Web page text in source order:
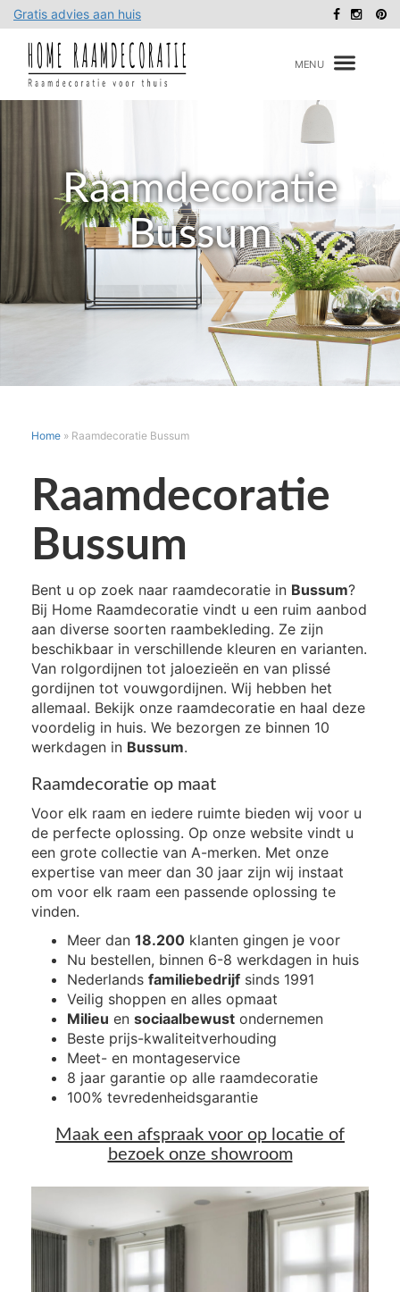
Gratis advies aan huis
Toggle
Raamdecoratie
Bussum
Home » Raamdecoratie Bussum
Raamdecoratie
Bussum
Bent u op zoek naar raamdecoratie in Bussum?
Bij Home Raamdecoratie vindt u een ruim aanbod
aan diverse soorten raambekleding. Ze zijn
beschikbaar in verschillende kleuren en varianten.
Van rolgordijnen tot jaloezieën en van plissé
gordijnen tot vouwgordijnen. Wij hebben het
allemaal. Bekijk onze raamdecoratie en haal deze
voordelig in huis. We bezorgen ze binnen 10
werkdagen in Bussum.
Raamdecoratie op maat
Voor elk raam en iedere ruimte bieden wij voor u
de perfecte oplossing. Op onze website vindt u
een grote collectie van A-merken. Met onze
expertise van meer dan 30 jaar zijn wij instaat
om voor elk raam een passende oplossing te
vinden.
Meer dan 18.200 klanten gingen je voor
Nu bestellen, binnen 6-8 werkdagen in huis
Nederlands familiebedrijf sinds 1991
Veilig shoppen en alles opmaat
Milieu en sociaalbewust ondernemen
Beste prijs-kwaliteitverhouding
Meet- en montageservice
8 jaar garantie op alle raamdecoratie
100% tevredenheidsgarantie
Maak een afspraak voor op locatie of
bezoek onze showroom